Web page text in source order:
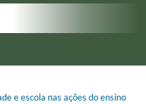
e escola nas ações do ensino